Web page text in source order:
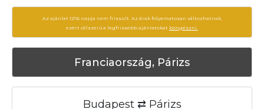
Az ajánlat 1276 napja nem frissült. Az árak folyamatosan változhatnak,
ezért célszerű a legfrissebb ajánlatokat böngészni.
Franciaország, Párizs
Budapest ⇄ Párizs